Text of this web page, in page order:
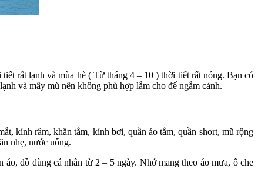
rất lạnh và mùa hè ( Từ tháng 4 – 10 ) thời tiết rất nóng. Bạn có
và mây mù nên không phù hợp lắm cho để ngắm cảnh.
kính râm, khăn tắm, kính bơi, quần áo tắm, quần short, mũ rộng
nhẹ, nước uống.
đồ dùng cá nhân từ 2 – 5 ngày. Nhớ mang theo áo mưa, ô che